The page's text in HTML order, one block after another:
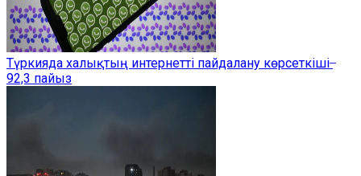
Түркияда халықтың интернетті пайдалану көрсеткіші ̶
92,3 пайыз